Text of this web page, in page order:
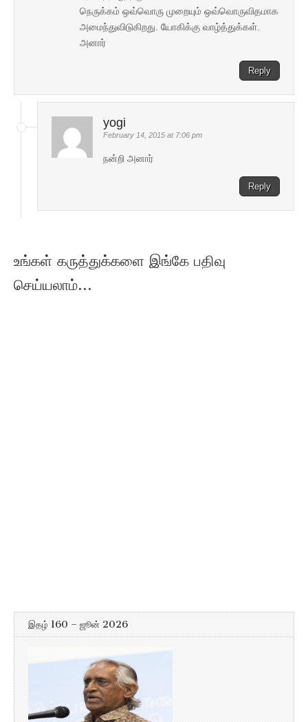
நெருக்கம் ஒவ்வொரு முறையும் ஒவ்வொருவிதமாக
அமைந்துவிடுகிறது. யோகிக்கு வாழ்த்துக்கள்.
அனார்
Reply
yogi
February 14, 2015 at 7:06 pm
நன்றி அனார்
Reply
உங்கள் கருத்துக்களை இங்கே பதிவு
செய்யலாம்...
இதழ் 160 – ஜூன் 2026